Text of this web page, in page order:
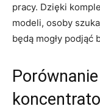
pracy. Dzięki
modeli, osoby
będą mogły podjąć